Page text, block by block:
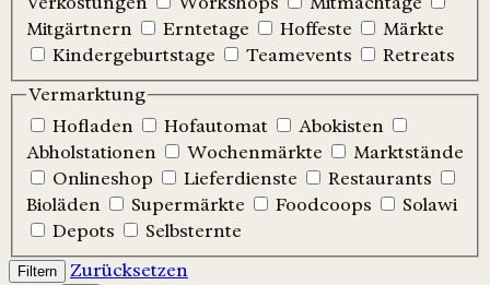
Mitgärtnern
Erntetage Hoffeste
Märkte
Kindergeburtstage
Teamevents
Retreats
Vermarktung
Hofladen
Hofautomat
Abokisten
Abholstationen
Wochenmärkte
Marktstände
Onlineshop
Lieferdienste
Restaurants
Bioläden
Supermärkte Foodcoops
Solawi
Depots
Selbsternte
Filtern
Zurücksetzen